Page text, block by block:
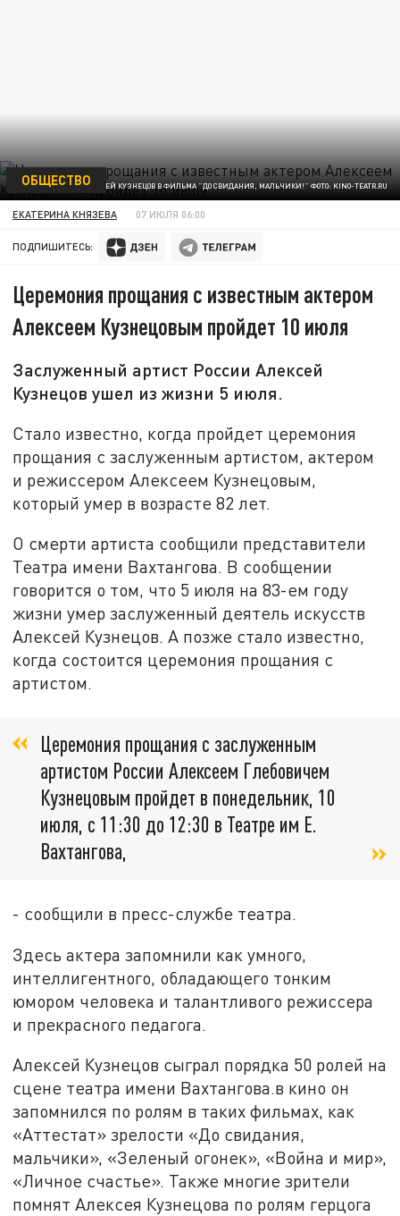
АЛЕКСЕЙ КУЗНЕЦОВ В ФИЛЬМА "ДО СВИДАНИЯ, МАЛЬЧИКИ!" ФОТО: KINO-TEATR.RU
ОБЩЕСТВО
ЕКАТЕРИНА КНЯЗЕВА 07 ИЮЛЯ 06:00
ПОДПИШИТЕСЬ:
Церемония прощания с известным актером
Алексеем Кузнецовым пройдет 10 июля
Заслуженный артист России Алексей
Кузнецов ушел из жизни 5 июля.
Стало известно, когда пройдет церемония
прощания с заслуженным артистом, актером
и режиссером Алексеем Кузнецовым,
который умер в возрасте 82 лет.
О смерти артиста сообщили представители
Театра имени Вахтангова. В сообщении
говорится о том, что 5 июля на 83-ем году
жизни умер заслуженный деятель искусств
Алексей Кузнецов. А позже стало известно,
когда состоится церемония прощания с
артистом.
Церемония прощания с заслуженным
артистом России Алексеем Глебовичем
Кузнецовым пройдет в понедельник, 10
июля, с 11:30 до 12:30 в Театре им Е.
Вахтангова,
- сообщили в пресс-службе театра.
Здесь актера запомнили как умного,
интеллигентного, обладающего тонким
юмором человека и талантливого режиссера
и прекрасного педагога.
Алексей Кузнецов сыграл порядка 50 ролей на
сцене театра имени Вахтангова.в кино он
запомнился по ролям в таких фильмах, как
«Аттестат» зрелости «До свидания,
мальчики», «Зеленый огонек», «Война и мир»,
«Личное счастье». Также многие зрители
помнят Алексея Кузнецова по ролям герцога